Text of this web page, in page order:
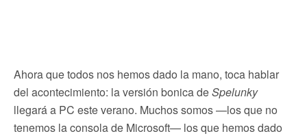
Ahora que todos nos hemos dado la mano, toca hablar
del acontecimiento: la versión bonica deSpelunky
llegará a PC este verano. Muchos somos —los que no
tenemos la consola de Microsoft— los que hemos dado